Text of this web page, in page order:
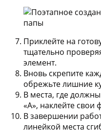
Приклейте на
тщательно
элемент.
Вновь скрепите
обрежьте лишние
В места, где
«А», наклейте свои
В завершении
линейкой места